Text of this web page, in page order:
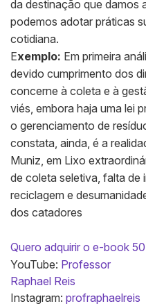
da destinação que damos
podemos adotar práticas
cotidiana.
Exemplo: Em primeira
devido cumprimento dos
concerne à coleta e à
viés, embora haja uma lei
o gerenciamento de
constata, ainda, é a
Muniz, em Lixo
de coleta seletiva, falta de
reciclagem e
dos catadores
Quero adquirir o e-book
YouTube: Professor
Raphael Reis
Instagram: profraphaelreis